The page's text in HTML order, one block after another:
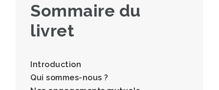
Sommaire du
livret
Introduction
Qui sommes-nous ?